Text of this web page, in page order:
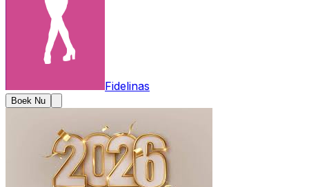
Fidelinas
Boek Nu